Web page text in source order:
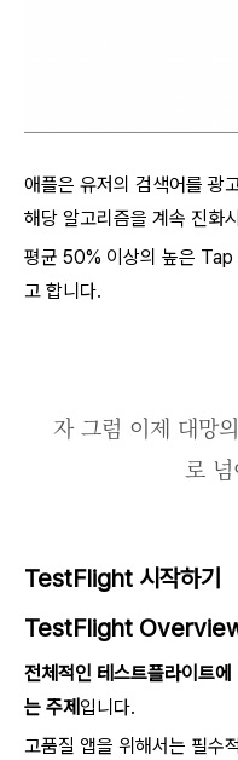
애플은 유저의 검색어를 광
해당 알고리즘을 계속 진화
평균 50% 이상의 높은
고 합니다.
자 그럼 이제 대망
로
TestFlight 시작하기
TestFlight
전체적인 테스트플라이트
는 주제 입니다.
고품질 앱을 위해서는 필수